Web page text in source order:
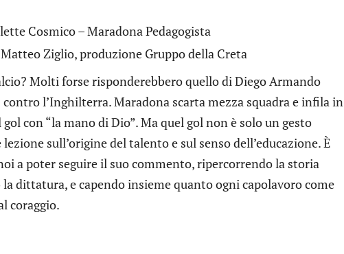
Cosmico – Maradona Pedagogista
Ziglio, produzione Gruppo della Creta
Molti forse risponderebbero quello di Diego Armando
l’Inghilterra. Maradona scarta mezza squadra e infila in
con “la mano di Dio”. Ma quel gol non è solo un gesto
sull’origine del talento e sul senso dell’educazione. È
a poter seguire il suo commento, ripercorrendo la storia
dittatura, e capendo insieme quanto ogni capolavoro come
coraggio.